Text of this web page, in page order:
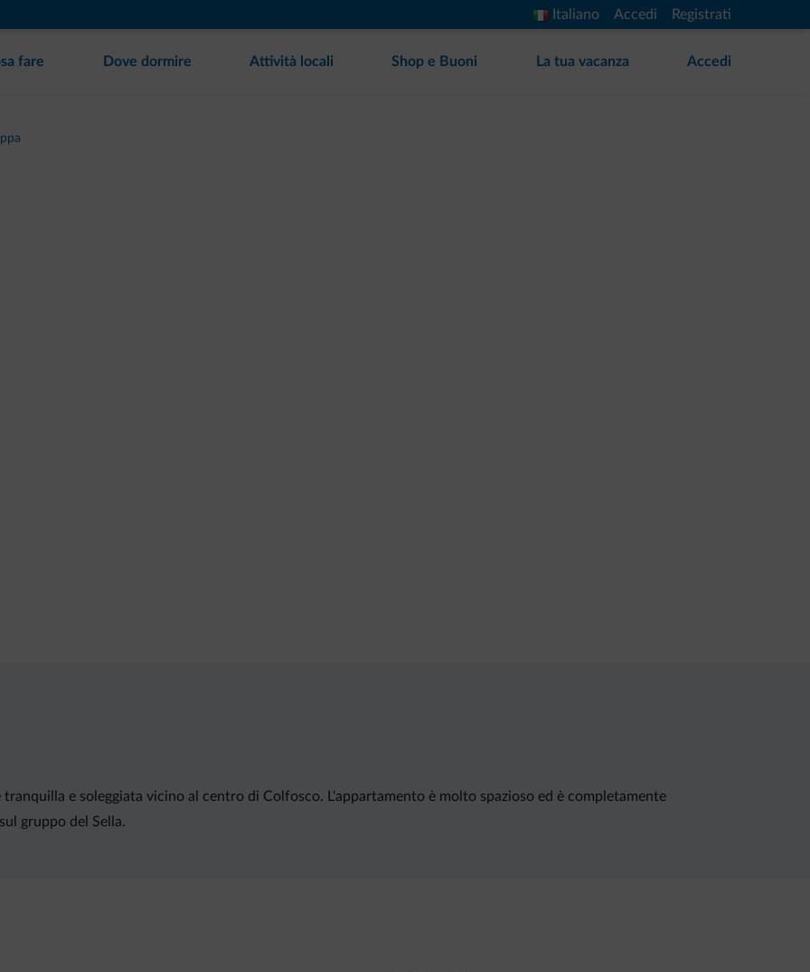
Italiano Accedi Registrati
fare Dove dormire Attività locali Shop e Buoni La tua vacanza Accedi
e soleggiata vicino al centro di Colfosco. L'appartamento è molto spazioso ed è completamente
gruppo del Sella.